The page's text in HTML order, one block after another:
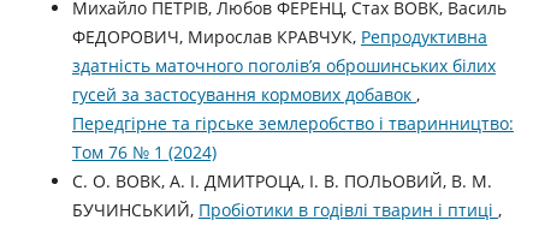
Михайло ПЕТРІВ, Любов ФЕРЕНЦ, Стах ВОВК, Василь
ФЕДОРОВИЧ, Мирослав КРАВЧУК, Репродуктивна
здатність маточного поголівʼя оброшинських білих
гусей за застосування кормових добавок ,
Передгірне та гірське землеробство і тваринництво:
Том 76 № 1 (2024)
С. О. ВОВК, А. І. ДМИТРОЦА, І. В. ПОЛЬОВИЙ, В. М.
БУЧИНСЬКИЙ, Пробіотики в годівлі тварин і птиці ,